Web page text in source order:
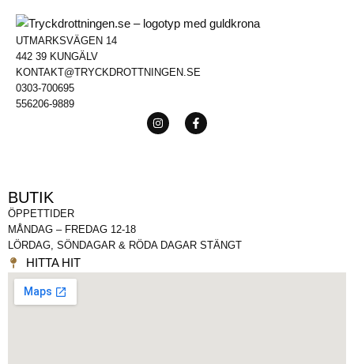
UTMARKSVÄGEN 14
442 39 KUNGÄLV
KONTAKT@TRYCKDROTTNINGEN.SE
0303-700695
556206-9889
BUTIK
ÖPPETTIDER
MÅNDAG – FREDAG 12-18
LÖRDAG, SÖNDAGAR & RÖDA DAGAR STÄNGT
HITTA HIT